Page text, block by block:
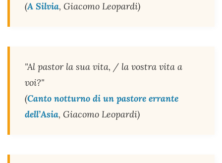
(A Silvia, Giacomo Leopardi)
"Al pastor la sua vita, / la vostra vita a
voi?"
(Canto notturno di un pastore errante
dell’Asia, Giacomo Leopardi)